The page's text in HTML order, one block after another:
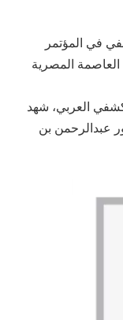
في المؤتمر
حالياً في العاصمة المصرية
العربي، شهد
عبدالرحمن بن